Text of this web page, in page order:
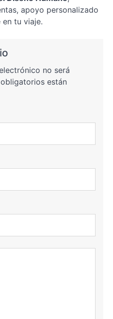
apoyo personalizado
tu viaje.
no será
están